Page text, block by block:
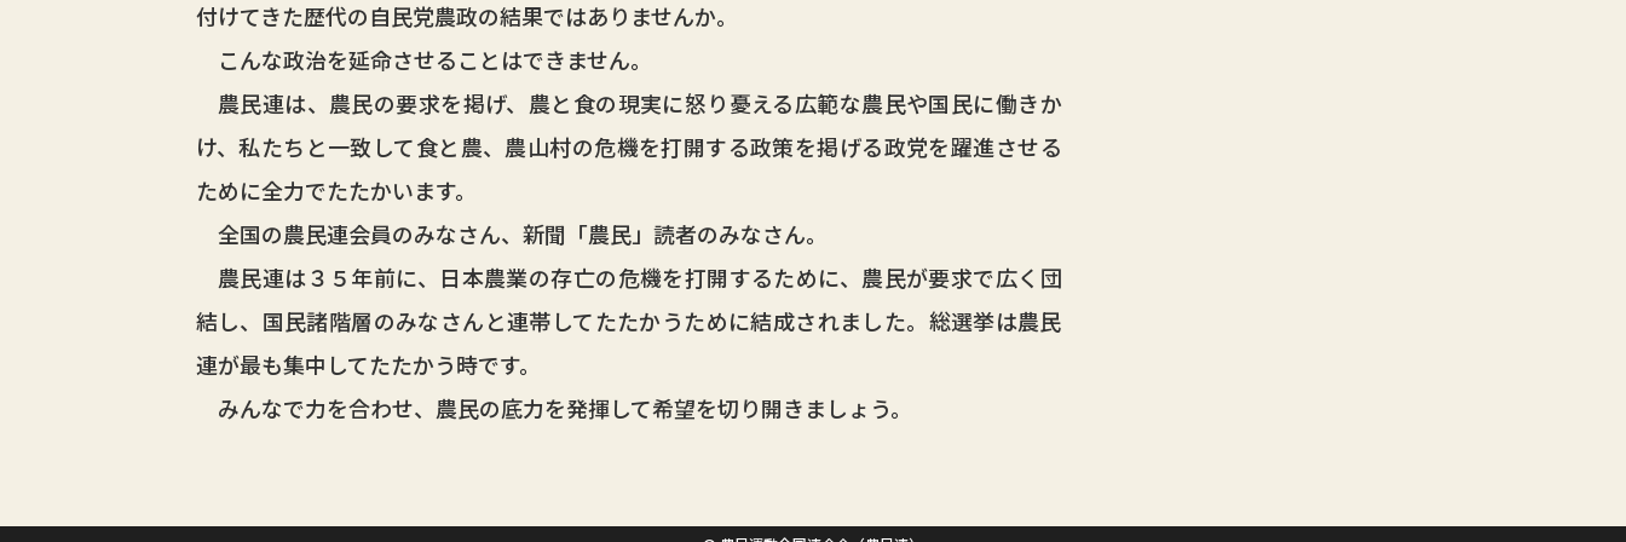
付けてきた歴代の自民党農政の結果ではありませんか。
こんな政治を延命させることはできません。
農民連は、農民の要求を掲げ、農と食の現実に怒り憂える広範な農民や国民に働きか
け、私たちと一致して食と農、農山村の危機を打開する政策を掲げる政党を躍進させる
ために全力でたたかいます。
全国の農民連会員のみなさん、新聞「農民」読者のみなさん。
農民連は３５年前に、日本農業の存亡の危機を打開するために、農民が要求で広く団
結し、国民諸階層のみなさんと連帯してたたかうために結成されました。総選挙は農民
連が最も集中してたたかう時です。
みんなで力を合わせ、農民の底力を発揮して希望を切り開きましょう。